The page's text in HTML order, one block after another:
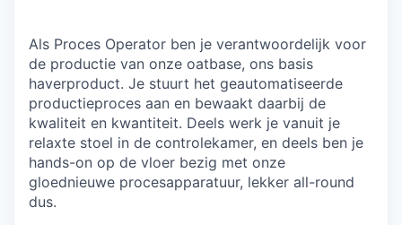
Als Proces Operator ben je verantwoordelijk voor
de productie van onze oatbase, ons basis
haverproduct. Je stuurt het geautomatiseerde
productieproces aan en bewaakt daarbij de
kwaliteit en kwantiteit. Deels werk je vanuit je
relaxte stoel in de controlekamer, en deels ben je
hands-on op de vloer bezig met onze
gloednieuwe procesapparatuur, lekker all-round
dus.